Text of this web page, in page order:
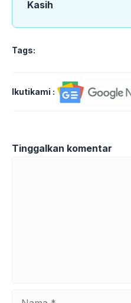
Kasih
Tags:
Ikutikami :
Tinggalkan komentar